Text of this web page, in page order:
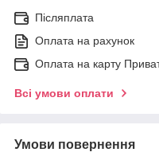
Післяплата
Оплата на рахунок
Оплата на карту
Всі умови оплати
Умови повернення